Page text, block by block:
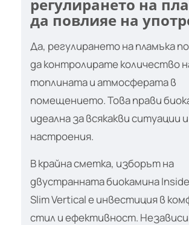
регулирането на
да повлияе на
Да, регулирането на пламъка
да контролирате количество
топлината и атмосферата в
помещението. Това прави
идеална за всякакви ситуации и
настроения.
В крайна сметка, изборът на
двустранната биокамина
Slim Vertical е инвестиция в
стил и ефективност.